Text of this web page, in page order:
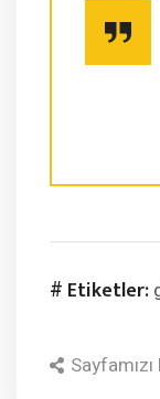
# Etiketler:
Sayfamızı